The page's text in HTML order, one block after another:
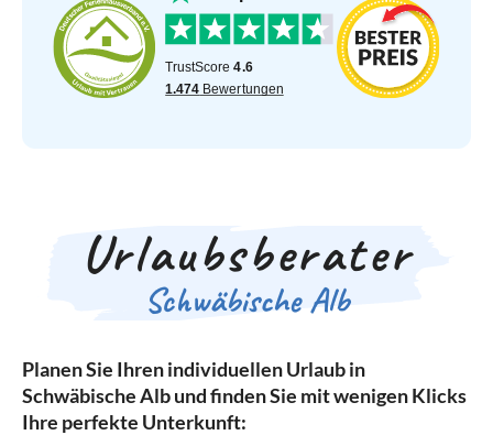
Urlaubsberater
Schwäbische Alb
Planen Sie Ihren individuellen Urlaub in
Schwäbische Alb und finden Sie mit wenigen Klicks
Ihre perfekte Unterkunft: